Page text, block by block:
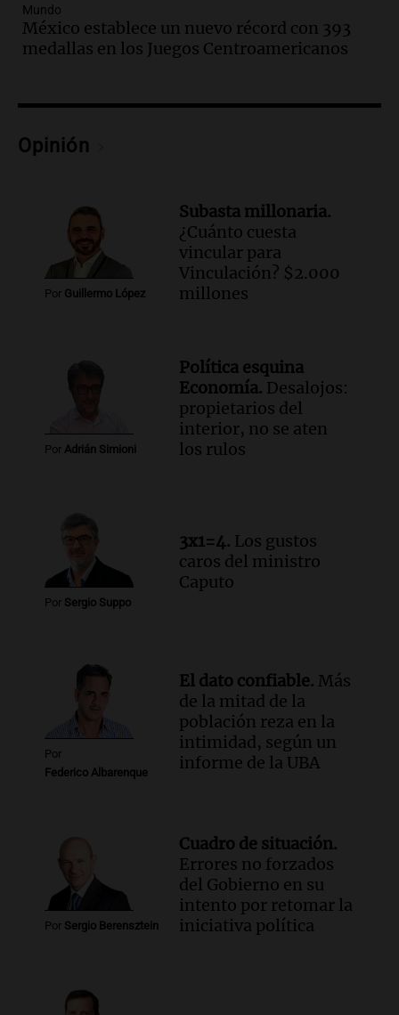
buscar ayuda el último año”
La Argentina, hoy
Episodios
Noticias Rosario
compras de Antonella: bromas en
Rosario.
Ahora país
Episodios
Audio.José Roccuzzo, cortes de carne y
Episodios
Audio. Luciano Cáceres llega a Córdoba a
presentar “Paraíso”, una obra que
cuestiona certezas masculinas
Amamos Argentina
Mundo
México establece un nuevo récord con 393
medallas en los Juegos Centroamericanos
Opinión
Por Guillermo López
Subasta millonaria.
¿Cuánto cuesta
vincular para
Vinculación? $2.000
millones
Por Adrián Simioni
Política esquina
Economía. Desalojos:
propietarios del
interior, no se aten
los rulos
Por Sergio Suppo
3x1=4. Los gustos
caros del ministro
Caputo
Por
Federico Albarenque
El dato confiable. Más
de la mitad de la
población reza en la
intimidad, según un
informe de la UBA
Por Sergio Berensztein
Cuadro de situación.
Errores no forzados
del Gobierno en su
intento por retomar la
iniciativa política